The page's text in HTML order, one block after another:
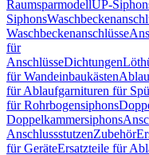
RaumsparmodellUP-
Siphons
Waschbeckenanschlüsse
für
AnschlüsseDichtungen
für Wandeinbaukästen
für Ablaufgarnituren für
für Rohrbogensiphons
Doppelkammersiphons
AnschlussstutzenZubehör
für GeräteErsatzteile für